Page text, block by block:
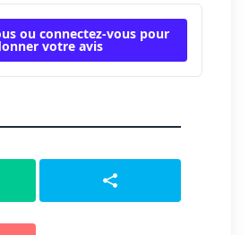
ou connectez-vous pour
votre avis